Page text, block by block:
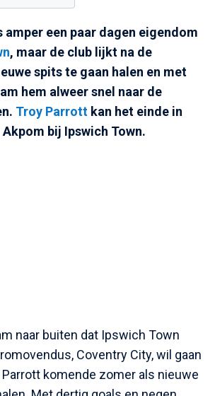
amper een paar dagen eigendom
, maar de club lijkt na de
spits te gaan halen en met
hem alweer snel naar de
Troy Parrott kan het einde in
bij Ipswich Town.
naar buiten dat Ipswich Town
Coventry City, wil gaan
komende zomer als nieuwe